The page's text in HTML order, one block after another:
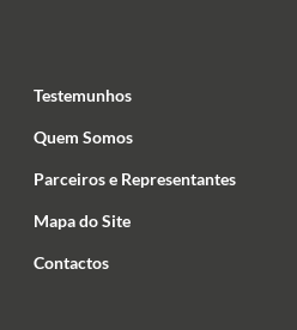
Testemunhos
Quem Somos
Parceiros e Representantes
Mapa do Site
Contactos